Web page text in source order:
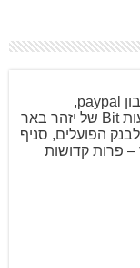
באמצעות לחיצה על הכפתור "תרום" לחשבון paypal,
באמצעות העברה דרך PayBox או באמצעות Bit של יזהר באר
או בהעברה לבנק הפועלים, סניף